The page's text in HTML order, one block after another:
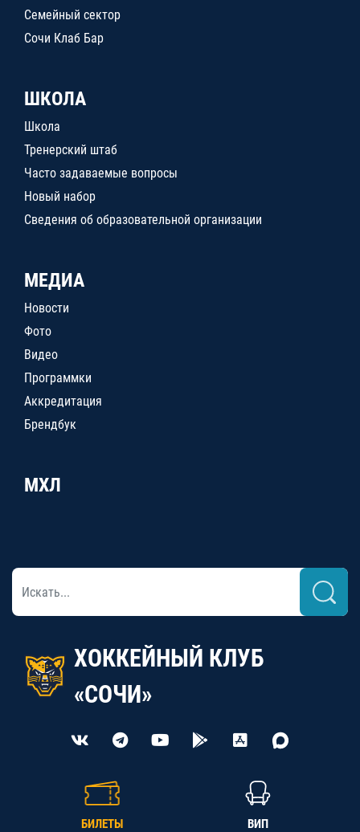
Семейный сектор
Сочи Клаб Бар
ШКОЛА
Школа
Тренерский штаб
Часто задаваемые вопросы
Новый набор
Сведения об образовательной организации
МЕДИА
Новости
Фото
Видео
Программки
Аккредитация
Брендбук
МХЛ
ХОККЕЙНЫЙ КЛУБ
«СОЧИ»
БИЛЕТЫ ВИП